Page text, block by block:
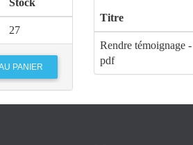
Stock
27
Titre
Rendre témoignage -
pdf